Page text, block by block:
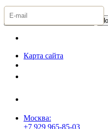
Карта сайта
Москва:
+7 929 965-85-03